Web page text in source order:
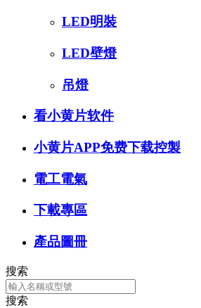
LED明裝
LED壁燈
吊燈
看小黄片软件
小黄片APP免费下载控製
電工電氣
下載專區
產品圖冊
搜索
搜索